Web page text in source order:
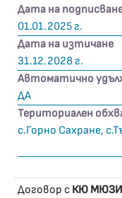
Дата на
01.01.2025 г.
Дата на изтичане
31.12.2028 г.
Автоматично
ДА
Териториален
с.Горно Сахране,
Договор с КЮ